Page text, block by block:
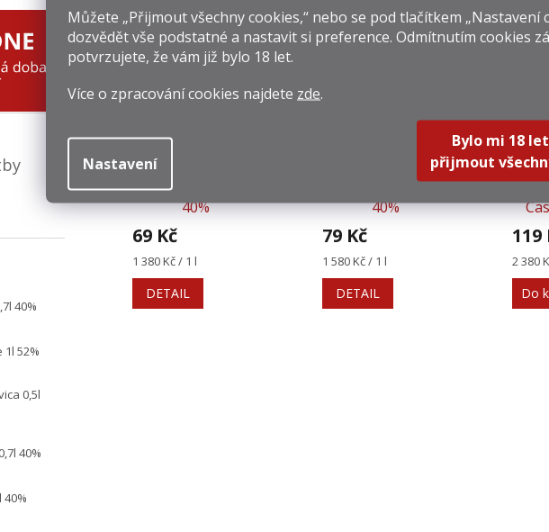
Můžete „Přijmout všechny cookies,“ nebo se pod tlačítkem „Nastavení
dozvědět vše podstatné a nastavit si preference. Odmítnutím cookies
potvrzujete, že vám již bylo 18 let.
Více o zpracování cookies najdete zde.
Nastavení
Bylo mi 18
přijmout
40%
52%
0,5l
40%
Související produkty
Teacher´s 0,05l
40%
69 Kč
Měrná
cena:
1 380 Kč / 1 l
DETAIL
Cutty Sark 0,05l
40%
79 Kč
Měrná
cena:
1 580 Kč / 1 l
DETAIL
119
Měrná
cena:
2 380
Do